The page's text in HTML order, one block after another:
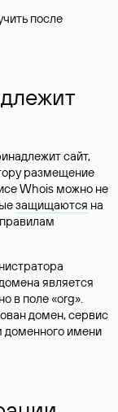
после
сайт,
размещение
Whois можно не
защищаются на
является
в поле «org».
домен, сервис
доменного имени